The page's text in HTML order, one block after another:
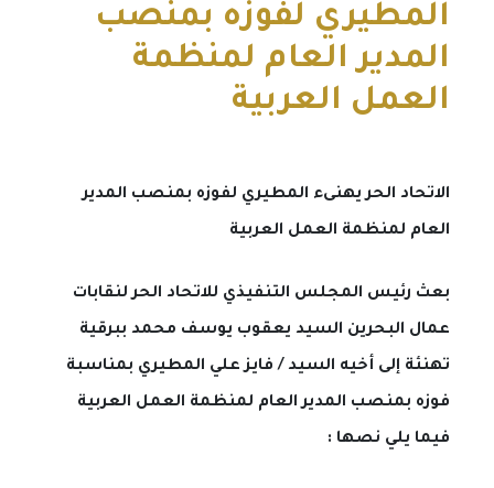
المطيري لفوزه بمنصب
المدير العام لمنظمة
العمل العربية
الاتحاد الحر يهنىء المطيري لفوزه بمنصب المدير
العام لمنظمة العمل العربية
بعث رئيس المجلس التنفيذي للاتحاد الحر لنقابات
عمال البحرين السيد يعقوب يوسف محمد ببرقية
تهنئة إلى أخيه السيد / فايز علي المطيري بمناسبة
فوزه بمنصب المدير العام لمنظمة العمل العربية
فيما يلي نصها :